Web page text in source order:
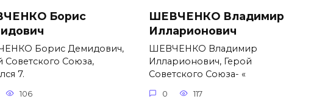
Борис
Борис Демидович,
Советского Союза,
7.
106
ШЕВЧЕНКО Владимир
Илларионович
ШЕВЧЕНКО Владимир
Илларионович, Герой
Советского Союза- «
0 117